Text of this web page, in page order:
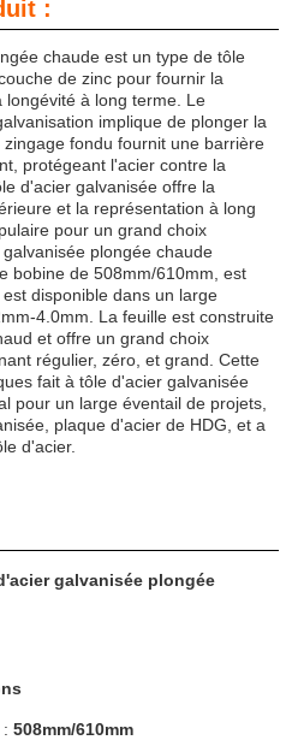
:
chaude est un type de tôle
de zinc pour fournir la
longévité à long terme. Le
implique de plonger la
fondu fournit une barrière
protégeant l'acier contre la
d'acier galvanisée offre la
et la représentation à long
pour un grand choix
plongée chaude
bobine de 508mm/610mm, est
disponible dans un large
4.0mm. La feuille est construite
et offre un grand choix
régulier, zéro, et grand. Cette
fait à tôle d'acier galvanisée
pour un large éventail de projets,
plaque d'acier de HDG, et a
d'acier.
galvanisée plongée
508mm/610mm